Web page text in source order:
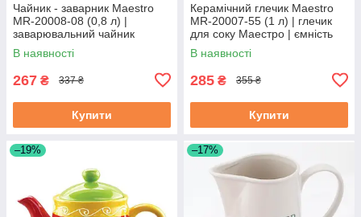
Чайник - заварник Maestro
MR-20008-08 (0,8 л) |
заварювальний чайник
Маестро | керамічний чайник
Маестро
В наявності
267 ₴ 337 ₴
Купити
Керамічний глечик Maestro
MR-20007-55 (1 л) | глечик
для соку Маестро | ємність
для води Маестро
В наявності
285 ₴ 355 ₴
Купити
–19% –17%